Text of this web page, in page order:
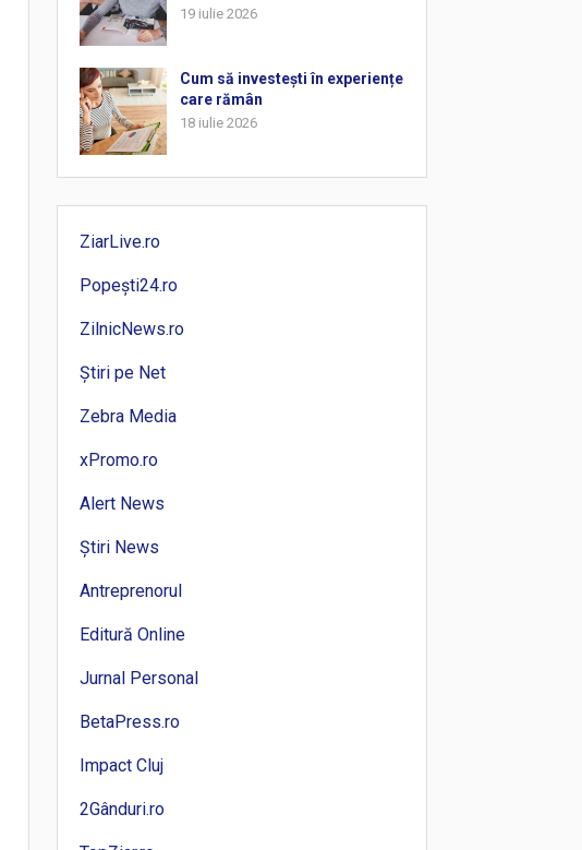
19 iulie 2026
Cum să investești în experiențe
care rămân
18 iulie 2026
ZiarLive.ro
Popești24.ro
ZilnicNews.ro
Știri pe Net
Zebra Media
xPromo.ro
Alert News
Știri News
Antreprenorul
Editură Online
Jurnal Personal
BetaPress.ro
Impact Cluj
2Gânduri.ro